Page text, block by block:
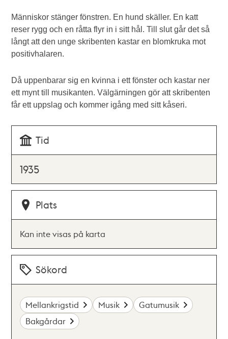
Människor stänger fönstren. En hund skäller. En katt
reser rygg och en råtta flyr in i sitt hål. Till slut går det så
långt att den unge skribenten kastar en blomkruka mot
positivhalaren.
Då uppenbarar sig en kvinna i ett fönster och kastar ner
ett mynt till musikanten. Välgärningen gör att skribenten
får ett uppslag och kommer igång med sitt kåseri.
Tid
1935
Plats
Kan inte visas på karta
Sökord
Mellankrigstid Musik
Gatumusik
Bakgårdar